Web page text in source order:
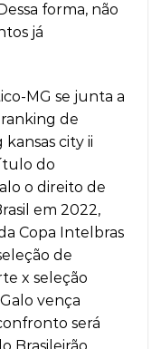
forma, não
já
MG se junta a
de
city ii
do
o direito de
em 2022,
Copa Intelbras
de
x seleção
vença
será